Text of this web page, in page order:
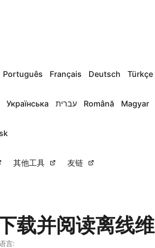
Português Français Deutsch Türkçe
Українська עברית Română Magyar
其他工具 友链
载并阅读离线
言: